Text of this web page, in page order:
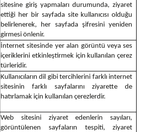
sitesine giriş yapmaları durumunda, ziyaret
ettiği her bir sayfada site kullanıcısı olduğu
belirlenerek, her sayfada şifresini yeniden
girmesi önlenir.
İnternet sitesinde yer alan görüntü veya ses
içeriklerini etkinleştirmek için kullanılan çerez
türleridir.
Kullanıcıların dil gibi tercihlerini farklı internet
sitesinin farklı sayfalarını ziyarette de
hatırlamak için kullanılan çerezlerdir.
Web sitesini ziyaret edenlerin sayıları,
görüntülenen sayfaların tespiti, ziyaret